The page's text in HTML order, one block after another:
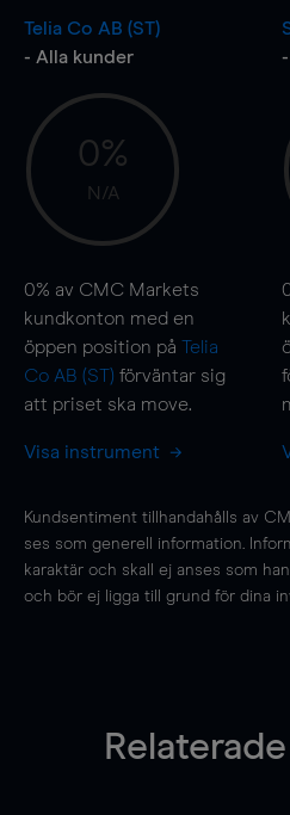
Telia Co AB (ST)
- Alla kunder
0%
N/A
0% av CMC Markets
kundkonton med en
öppen position på Telia
Co AB (ST) förväntar sig
att priset ska move.
Visa instrument
Kundsentiment tillhandahålls av
ses som generell information.
karaktär och skall ej anses som
och bör ej ligga till grund för dina